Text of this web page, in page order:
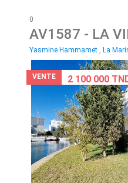
0
AV1587 - LA
Yasmine Hammamet , La
VENTE 2 100 000